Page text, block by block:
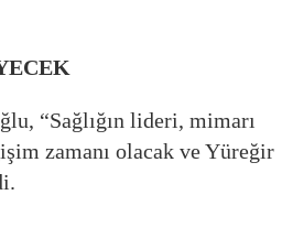
“Sağlığın lideri, mimarı
zamanı olacak ve Yüreğir